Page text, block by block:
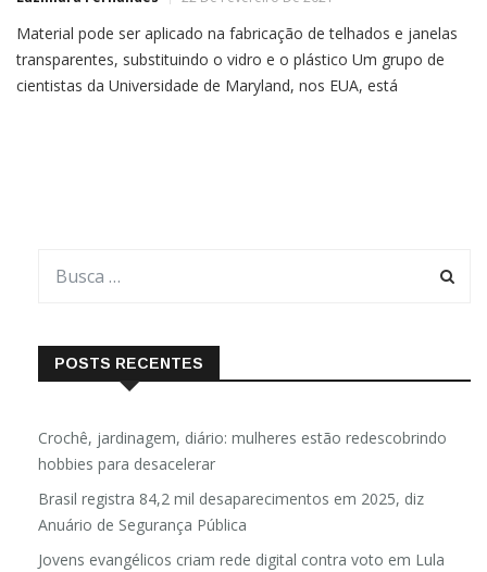
Material pode ser aplicado na fabricação de telhados e janelas
transparentes, substituindo o vidro e o plástico Um grupo de
cientistas da Universidade de Maryland, nos EUA, está
POSTS RECENTES
Crochê, jardinagem, diário: mulheres estão redescobrindo
hobbies para desacelerar
Brasil registra 84,2 mil desaparecimentos em 2025, diz
Anuário de Segurança Pública
Jovens evangélicos criam rede digital contra voto em Lula